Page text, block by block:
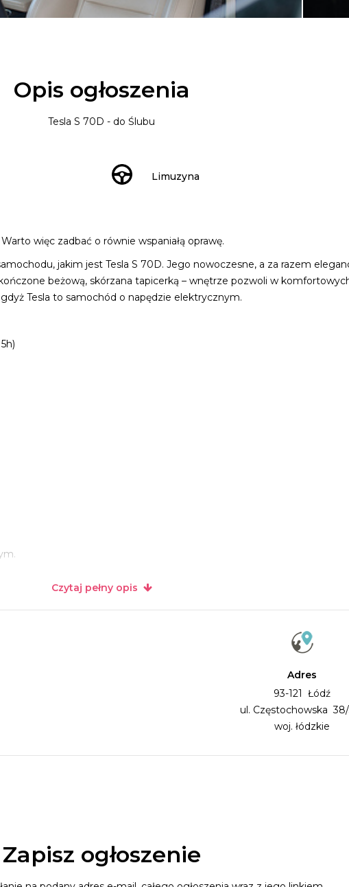
Opis ogłoszenia
Tesla S 70D - do Ślubu
Limuzyna
więc zadbać o równie wspaniałą oprawę.
jakim jest Tesla S 70D. Jego nowoczesne, a za razem
beżową, skórzana tapicerką – wnętrze pozwoli w
Tesla to samochód o napędzie elektrycznym.
Czytaj pełny opis
Adres
93-121 Łódź
ul. Częstochowska
woj. łódzkie
Zapisz ogłoszenie